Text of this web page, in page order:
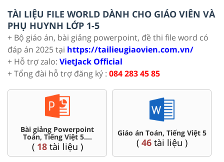
TÀI LIỆU FILE WORLD DÀNH CHO GIÁO VIÊN VÀ
PHỤ HUYNH LỚP 1-5
+ Bộ giáo án, bài giảng powerpoint, đề thi file word có
đáp án 2025 tại https://tailieugiaovien.com.vn/
+ Hỗ trợ zalo: VietJack Official
+ Tổng đài hỗ trợ đăng ký : 084 283 45 85
Bài giảng Powerpoint
Toán, Tiếng Việt 5....
( 18tài liệu )
Giáo án Toán, Tiếng Việt 5
( 46tài liệu )